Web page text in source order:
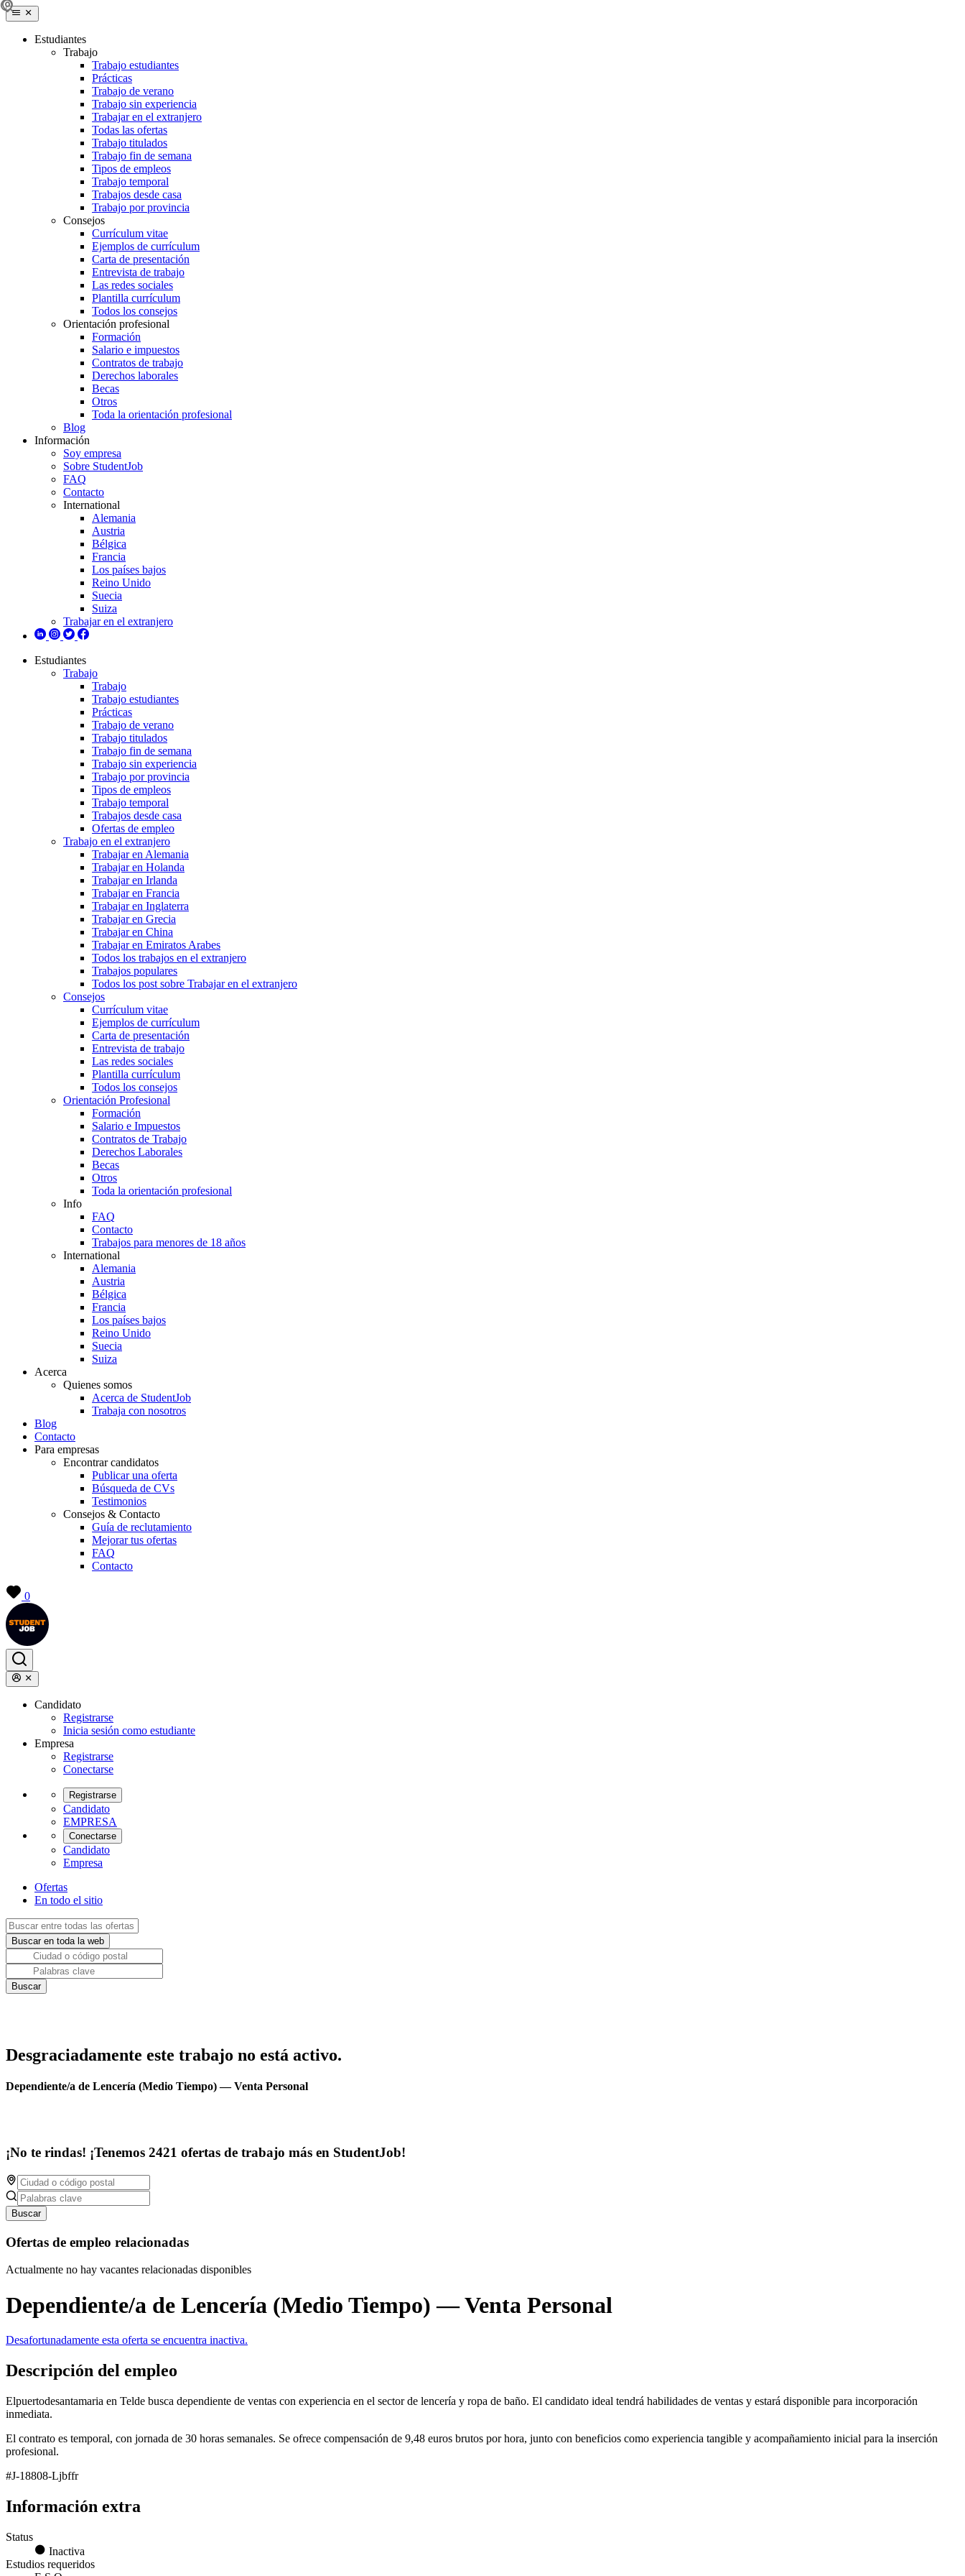
Estudiantes
Trabajo
Trabajo estudiantes
Prácticas
Trabajo de verano
Trabajo sin experiencia
Trabajar en el extranjero
Todas las ofertas
Trabajo titulados
Trabajo fin de semana
Tipos de empleos
Trabajo temporal
Trabajos desde casa
Trabajo por provincia
Consejos
Currículum vitae
Ejemplos de currículum
Carta de presentación
Entrevista de trabajo
Las redes sociales
Plantilla currículum
Todos los consejos
Orientación profesional
Formación
Salario e impuestos
Contratos de trabajo
Derechos laborales
Becas
Otros
Toda la orientación profesional
Blog
Información
Soy empresa
Sobre StudentJob
FAQ
Contacto
International
Alemania
Austria
Bélgica
Francia
Los países bajos
Reino Unido
Suecia
Suiza
Trabajar en el extranjero
Estudiantes
Trabajo
Trabajo
Trabajo estudiantes
Prácticas
Trabajo de verano
Trabajo titulados
Trabajo fin de semana
Trabajo sin experiencia
Trabajo por provincia
Tipos de empleos
Trabajo temporal
Trabajos desde casa
Ofertas de empleo
Trabajo en el extranjero
Trabajar en Alemania
Trabajar en Holanda
Trabajar en Irlanda
Trabajar en Francia
Trabajar en Inglaterra
Trabajar en Grecia
Trabajar en China
Trabajar en Emiratos Arabes
Todos los trabajos en el extranjero
Trabajos populares
Todos los post sobre Trabajar en el extranjero
Consejos
Currículum vitae
Ejemplos de currículum
Carta de presentación
Entrevista de trabajo
Las redes sociales
Plantilla currículum
Todos los consejos
Orientación Profesional
Formación
Salario e Impuestos
Contratos de Trabajo
Derechos Laborales
Becas
Otros
Toda la orientación profesional
Info
FAQ
Contacto
Trabajos para menores de 18 años
International
Alemania
Austria
Bélgica
Francia
Los países bajos
Reino Unido
Suecia
Suiza
Acerca
Quienes somos
Acerca de StudentJob
Trabaja con nosotros
Blog
Contacto
Para empresas
Encontrar candidatos
Publicar una oferta
Búsqueda de CVs
Testimonios
Consejos & Contacto
Guía de reclutamiento
Mejorar tus ofertas
FAQ
Contacto
0
Candidato
Registrarse
Inicia sesión como estudiante
Empresa
Registrarse
Conectarse
Registrarse
Candidato
EMPRESA
Conectarse
Candidato
Empresa
Ofertas
En todo el sitio
Desgraciadamente este trabajo no está activo.
Dependiente/a de Lencería (Medio Tiempo) — Venta Personal
¡No te rindas! ¡Tenemos 2421 ofertas de trabajo más en StudentJob!
Buscar
Ofertas de empleo relacionadas
Actualmente no hay vacantes relacionadas disponibles
Dependiente/a de Lencería (Medio Tiempo) — Venta Personal
Desafortunadamente esta oferta se encuentra inactiva.
Descripción del empleo
Elpuertodesantamaria en Telde busca dependiente de ventas con experiencia en el sector de lencería y ropa de baño. El candidato ideal tendrá habilidades de ventas y estará disponible para incorporación
inmediata.
El contrato es temporal, con jornada de 30 horas semanales. Se ofrece compensación de 9,48 euros brutos por hora, junto con beneficios como experiencia tangible y acompañamiento inicial para la inserción
profesional.
#J-18808-Ljbffr
Información extra
Status
Inactiva
Estudios requeridos